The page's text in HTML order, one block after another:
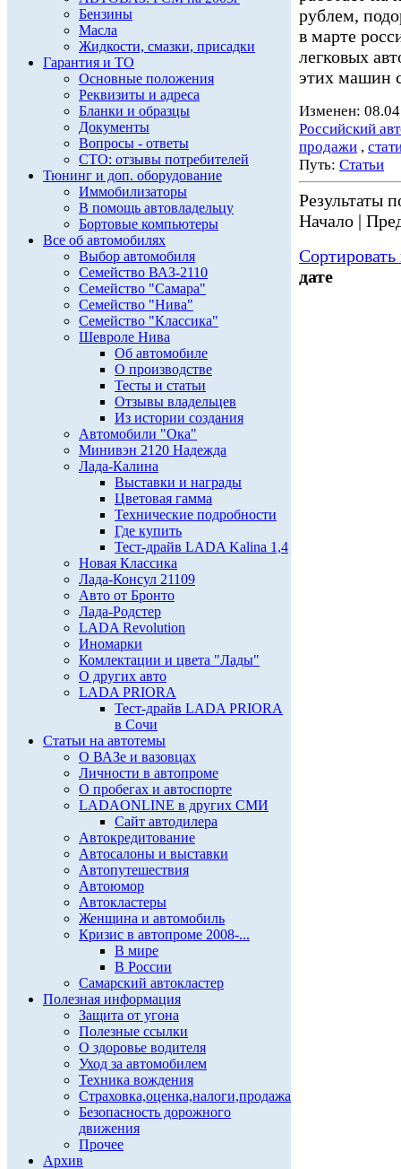
Бензины
Масла
Жидкости, смазки, присадки
Гарантия и ТО
Основные положения
Реквизиты и адреса
Бланки и образцы
Документы
Вопросы - ответы
СТО: отзывы потребителей
Тюнинг и доп. оборудование
Иммобилизаторы
В помощь автовладельцу
Бортовые компьютеры
Все об автомобилях
Выбор автомобиля
Семейство ВАЗ-2110
Семейство "Самара"
Семейство "Нива"
Семейство "Классика"
Шевроле Нива
Об автомобиле
О производстве
Тесты и статьи
Отзывы владельцев
Из истории создания
Автомобили "Ока"
Минивэн 2120 Надежда
Лада-Калина
Выставки и награды
Цветовая гамма
Технические подробности
Где купить
Тест-драйв LADA Kalina 1,4
Новая Классика
Лада-Консул 21109
Авто от Бронто
Лада-Родстер
LADA Revolution
Иномарки
Комлектации и цвета "Лады"
О других авто
LADA PRIORA
Тест-драйв LADA PRIORA
в Сочи
Статьи на автотемы
О ВАЗе и вазовцах
Личности в автопроме
О пробегах и автоспорте
LADAONLINE в других СМИ
Сайт автодилера
Автокредитование
Автосалоны и выставки
Автопутешествия
Автоюмор
Автокластеры
Женщина и автомобиль
Кризис в автопроме 2008-...
В мире
В России
Самарский автокластер
Полезная информация
Защита от угона
Полезные ссылки
О здоровье водителя
Уход за автомобилем
Техника вождения
Страховка,оценка,налоги,продажа
Безопасность дорожного
движения
Прочее
Архив
рублем,
в марте
легковых
этих машин
Изменен:
Российский
продажи ,
Путь: Статьи
Результаты
Начало |
дате